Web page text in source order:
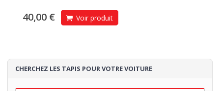
40,00 € Voir produit
CHERCHEZ LES TAPIS POUR VOTRE VOITURE